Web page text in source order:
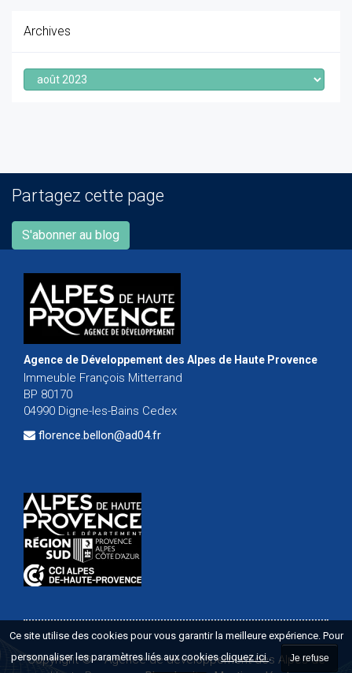
Archives
Archives
Partagez cette page
S'abonner au blog
Agence de Développement des Alpes de Haute Provence
Immeuble François Mitterrand
BP 80170
04990 Digne-les-Bains Cedex
florence.bellon@ad04.fr
Copyright ©-Agence de développement des Alpes de
Ce site utilise des cookies pour vous garantir la meilleure expérience. Pour
personnaliser les paramètres liés aux cookiescliquez ici. Je refuse